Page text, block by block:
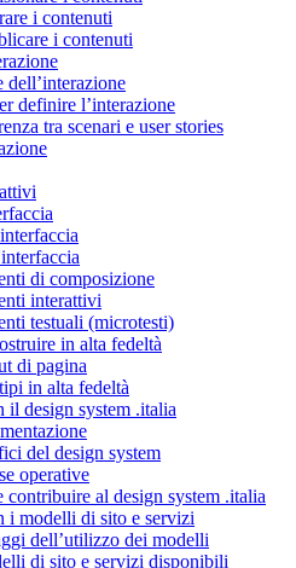
i contenuti
i contenuti
dell’interazione
definire l’interazione
tra scenari e user stories
di composizione
interattivi
testuali (microtesti)
in alta fedeltà
di pagina
in alta fedeltà
il design system .italia
del design system
operative
contribuire al design system .italia
i modelli di sito e servizi
dell’utilizzo dei modelli
di sito e servizi disponibili